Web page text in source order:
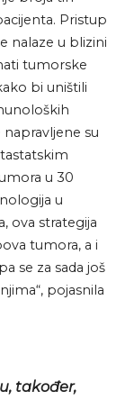
Pristup
nalaze u blizini
tumorske
bi uništili
su
u 30
u
ova strategija
tumora, a i
se za sada još
pojasnila
također,